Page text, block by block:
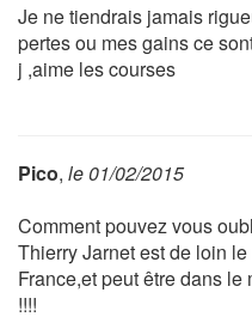
Je ne tiendrais jamais
pertes ou mes gains ce
j ,aime les courses
Pico, le 01/02/2015
Comment pouvez vous
Thierry Jarnet est de loin
France,et peut être dans
!!!!